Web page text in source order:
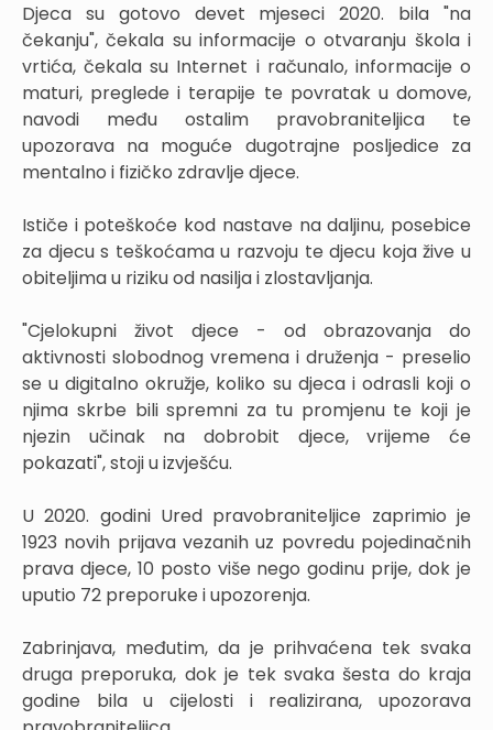
Djeca su gotovo devet mjeseci 2020. bila "na
čekanju", čekala su informacije o otvaranju škola i
vrtića, čekala su Internet i računalo, informacije o
maturi, preglede i terapije te povratak u domove,
navodi među ostalim pravobraniteljica te
upozorava na moguće dugotrajne posljedice za
mentalno i fizičko zdravlje djece.
Ističe i poteškoće kod nastave na daljinu, posebice
za djecu s teškoćama u razvoju te djecu koja žive u
obiteljima u riziku od nasilja i zlostavljanja.
"Cjelokupni život djece - od obrazovanja do
aktivnosti slobodnog vremena i druženja - preselio
se u digitalno okružje, koliko su djeca i odrasli koji o
njima skrbe bili spremni za tu promjenu te koji je
njezin učinak na dobrobit djece, vrijeme će
pokazati", stoji u izvješću.
U 2020. godini Ured pravobraniteljice zaprimio je
1923 novih prijava vezanih uz povredu pojedinačnih
prava djece, 10 posto više nego godinu prije, dok je
uputio 72 preporuke i upozorenja.
Zabrinjava, međutim, da je prihvaćena tek svaka
druga preporuka, dok je tek svaka šesta do kraja
godine bila u cijelosti i realizirana, upozorava